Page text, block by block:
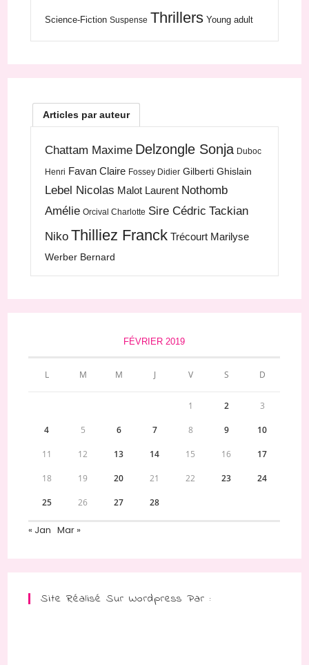
Science-Fiction Suspense Thrillers Young adult
Articles par auteur
Chattam Maxime Delzongle Sonja Duboc
Henri Favan Claire Fossey Didier Gilberti Ghislain
Lebel Nicolas Malot Laurent Nothomb
Amélie Orcival Charlotte Sire Cédric Tackian
Niko Thilliez Franck Trécourt Marilyse
Werber Bernard
FÉVRIER 2019
L M M J V S D
1 2 3
4 5 6 7 8 9 10
11 12 13 14 15 16 17
18 19 20 21 22 23 24
25 26 27 28
« Jan Mar »
Site Réalisé Sur Wordpress Par :